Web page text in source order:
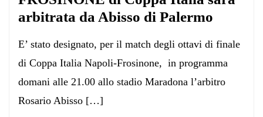
arbitrata da Abisso di Palermo
E’ stato designato, per il match degli ottavi di finale
di Coppa Italia Napoli-Frosinone, in programma
domani alle 21.00 allo stadio Maradona l’arbitro
Rosario Abisso […]